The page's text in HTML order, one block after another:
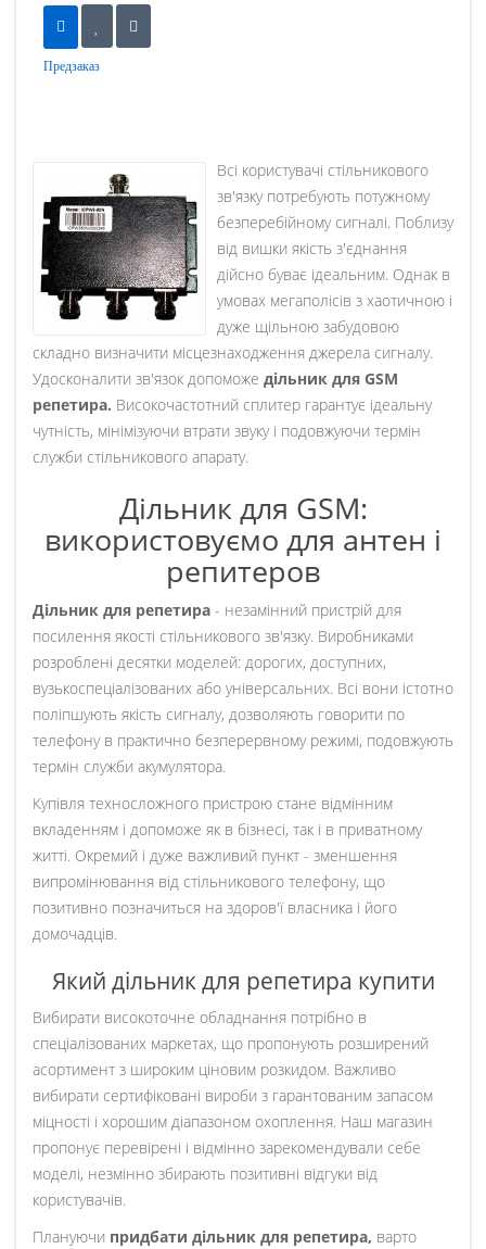
Предзаказ
Всі користувачі стільникового
зв'язку потребують потужному
безперебійному сигналі. Поблизу
від вишки якість з'єднання
дійсно буває ідеальним. Однак в
умовах мегаполісів з хаотичною і
дуже щільною забудовою
складно визначити місцезнаходження джерела сигналу.
Удосконалити зв'язок допоможе дільник для GSM
репетира. Високочастотний сплитер гарантує ідеальну
чутність, мінімізуючи втрати звуку і подовжуючи термін
служби стільникового апарату.
Дільник для GSM:
використовуємо для антен і
репитеров
Дільник для репетира - незамінний пристрій для
посилення якості стільникового зв'язку. Виробниками
розроблені десятки моделей: дорогих, доступних,
вузькоспеціалізованих або універсальних. Всі вони істотно
поліпшують якість сигналу, дозволяють говорити по
телефону в практично безперервному режимі, подовжують
термін служби акумулятора.
Купівля техносложного пристрою стане відмінним
вкладенням і допоможе як в бізнесі, так і в приватному
житті. Окремий і дуже важливий пункт - зменшення
випромінювання від стільникового телефону, що
позитивно позначиться на здоров'ї власника і його
домочадців.
Який дільник для репетира купити
Вибирати високоточне обладнання потрібно в
спеціалізованих маркетах, що пропонують розширений
асортимент з широким ціновим розкидом. Важливо
вибирати сертифіковані вироби з гарантованим запасом
міцності і хорошим діапазоном охоплення. Наш магазин
пропонує перевірені і відмінно зарекомендували себе
моделі, незмінно збирають позитивні відгуки від
користувачів.
Плануючи придбати дільник для репетира, варто